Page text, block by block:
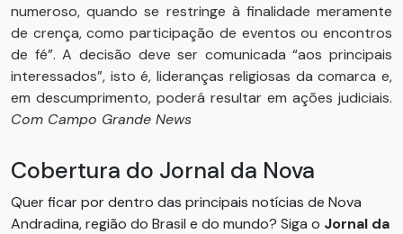
numeroso, quando se restringe à finalidade meramente
de crença, como participação de eventos ou encontros
de fé”. A decisão deve ser comunicada “aos principais
interessados”, isto é, lideranças religiosas da comarca e,
em descumprimento, poderá resultar em ações judiciais.
Com Campo Grande News
Cobertura do Jornal da Nova
Quer ficar por dentro das principais notícias de Nova
Andradina, região do Brasil e do mundo? Siga o Jornal da